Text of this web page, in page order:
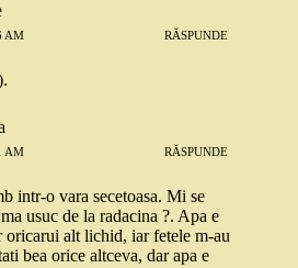
AM RĂSPUNDE
AM RĂSPUNDE
intr-o vara secetoasa. Mi se
usuc de la radacina ?. Apa e
oricarui alt lichid, iar fetele m-au
bea orice altceva, dar apa e